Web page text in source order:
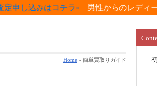
コチラ» 男性からのレディース下着 お
Home » 簡単買取りガイド